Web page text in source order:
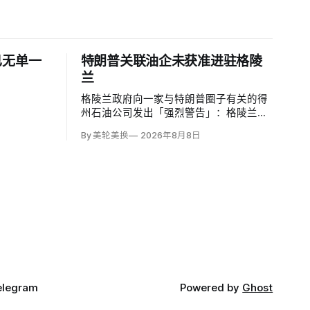
单一
特朗普关联油企未获准进驻格陵
兰
格陵兰政府向一家与特朗普圈子有关的得
州石油公司发出「强烈警告」：格陵兰能
便把勘探设备运抵东海岸詹姆森地。该公
By 美轮美换 2026年8月8日
Powered by Ghost